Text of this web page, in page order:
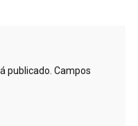
publicado. Campos